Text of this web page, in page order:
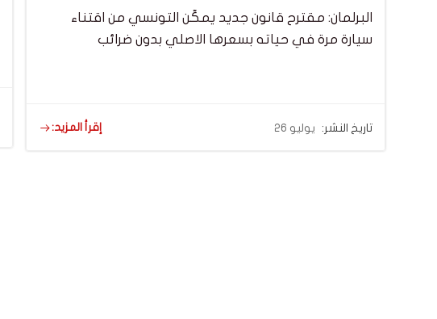
البرلمان: مقترح قانون جديد يمكّن التونسي من اقتناء
سيارة مرة في حياته بسعرها الاصلي بدون ضرائب
تاريخ النشر: يوليو 26 إقرأ المزيد: